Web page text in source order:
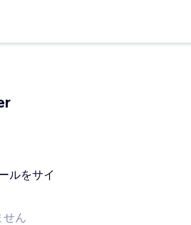
ルをサイ
せん